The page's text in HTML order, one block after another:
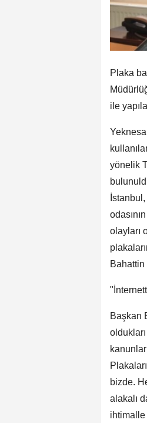
Plaka
ile
yönelik
olayları
Başkan
bizde.
alakalı
ihtimalle